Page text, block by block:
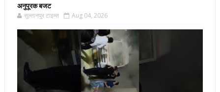
अनुपूरक बजट
सुल्तानपुर टाइम्स Aug 04, 2026